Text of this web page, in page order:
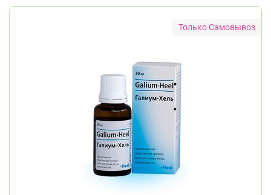
Только Самовывоз